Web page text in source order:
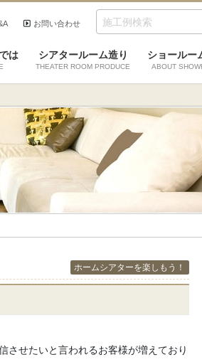
お問い合わせ
は シアタールーム造り
THEATER ROOM PRODUCE
ショールー
ABOUT
ホームシアターを楽しもう！
させたいと言われるお客様が増えており